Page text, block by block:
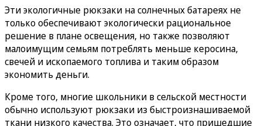
Эти экологичные рюкзаки на солнечных батареях не
только обеспечивают экологически рациональное
решение в плане освещения, но также позволяют
малоимущим семьям потреблять меньше керосина,
свечей и ископаемого топлива и таким образом
экономить деньги.
Кроме того, многие школьники в сельской местности
обычно используют рюкзаки из быстроизнашиваемой
ткани низкого качества. Это означает, что пришедшие